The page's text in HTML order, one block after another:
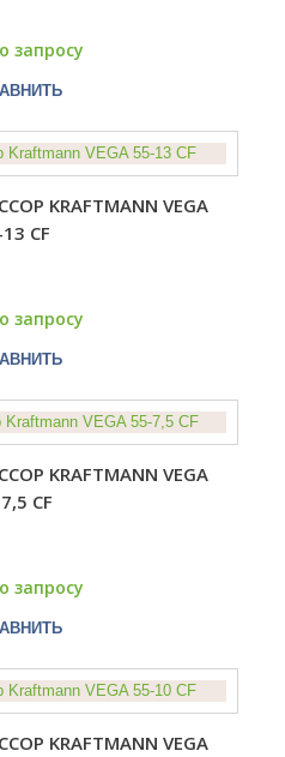
запросу
KRAFTMANN VEGA
CF
запросу
KRAFTMANN VEGA
CF
запросу
KRAFTMANN VEGA